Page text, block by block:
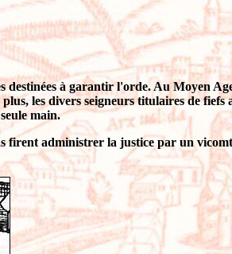
destinées à garantir l'orde. Au Moyen
les divers seigneurs titulaires de fiefs
main.
firent administrer la justice par un